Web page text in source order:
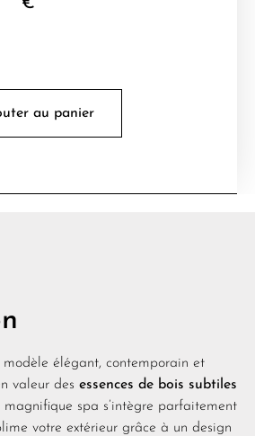
€
au panier
modèle élégant, contemporain et
valeur des essences de bois subtiles
magnifique spa s’intègre parfaitement
votre extérieur grâce à un design